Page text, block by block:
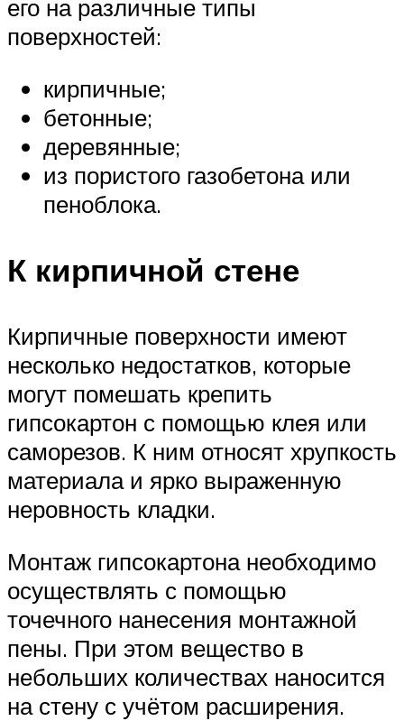
его на различные типы
поверхностей:
кирпичные;
бетонные;
деревянные;
из пористого газобетона или
пеноблока.
К кирпичной стене
Кирпичные поверхности имеют
несколько недостатков, которые
могут помешать крепить
гипсокартон с помощью клея или
саморезов. К ним относят хрупкость
материала и ярко выраженную
неровность кладки.
Монтаж гипсокартона необходимо
осуществлять с помощью
точечного нанесения монтажной
пены. При этом вещество в
небольших количествах наносится
на стену с учётом расширения.